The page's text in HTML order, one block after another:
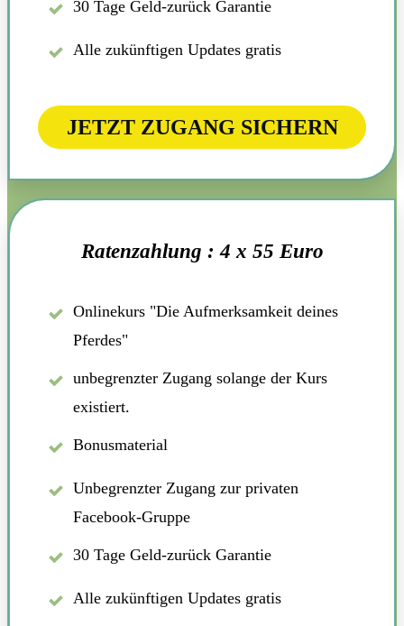
30 Tage Geld-zurück Garantie
Alle zukünftigen Updates gratis
JETZT ZUGANG SICHERN
Ratenzahlung : 4 x 55 Euro
Onlinekurs "Die Aufmerksamkeit deines
Pferdes"
unbegrenzter Zugang solange der Kurs
existiert.
Bonusmaterial
Unbegrenzter Zugang zur privaten
Facebook-Gruppe
30 Tage Geld-zurück Garantie
Alle zukünftigen Updates gratis